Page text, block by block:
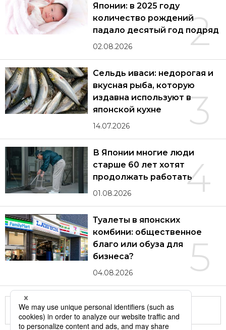
2
Японии: в 2025 году
количество рождений
падало десятый год подряд
02.08.2026
3
Сельдь иваси: недорогая и
вкусная рыба, которую
издавна используют в
японской кухне
14.07.2026
4
В Японии многие люди
старше 60 лет хотят
продолжать работать
01.08.2026
5
Туалеты в японских
комбини: общественное
благо или обуза для
бизнеса?
04.08.2026
Другие статьи по теме